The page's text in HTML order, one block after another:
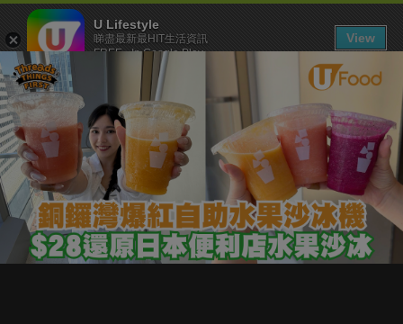
下載 U Lifestyle App
U Lifestyle
睇盡最新最HIT生活資訊
FREE - In Google Play
View